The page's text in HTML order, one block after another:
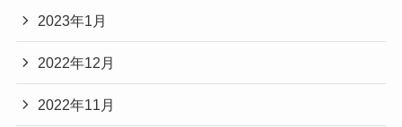
2023年1月
2022年12月
2022年11月